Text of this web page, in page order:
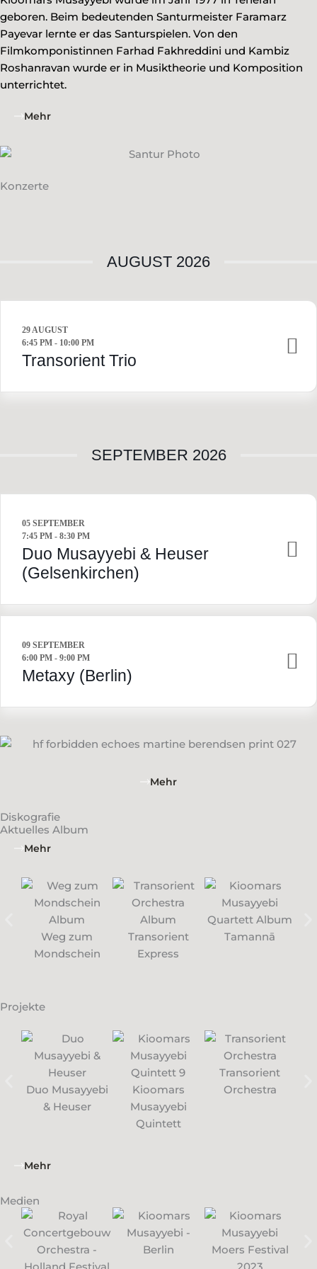
geboren. Beim bedeutenden Santurmeister Faramarz
Payevar lernte er das Santurspielen. Von den
Filmkomponistinnen Farhad Fakhreddini und Kambiz
Roshanravan wurde er in Musiktheorie und Komposition
unterrichtet.
Mehr
Konzerte
AUGUST 2026
29 AUGUST
6:45 PM - 10:00 PM
Transorient Trio
SEPTEMBER 2026
05 SEPTEMBER
7:45 PM - 8:30 PM
Duo Musayyebi & Heuser
(Gelsenkirchen)
09 SEPTEMBER
6:00 PM - 9:00 PM
Metaxy (Berlin)
Mehr
Diskografie
Aktuelles Album
Mehr
Weg zum
Mondschein
Transorient
Express
Tamannā
Projekte
Duo Musayyebi
& Heuser
Kioomars
Musayyebi
Quintett
Transorient
Orchestra
Mehr
Medien